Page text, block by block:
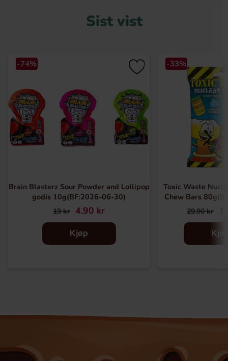
Sist vist
-74%
Brain Blasterz Sour Powder and Lollipop
godis 10g(BF:2026-06-30)
19 kr 4.90 kr
Kjøp
-33%
Toxic Waste
Chew Bars
29.90 kr